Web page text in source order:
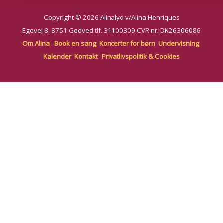
Copyright © 2026 Alinalyd v/Alina Henriques
Egevej 8, 8751 Gedved tlf. 31100309 CVR nr. DK26306086
Om Alina Book en sang Koncerter for børn Undervisning
Kalender Kontakt Privatlivspolitik & Cookies